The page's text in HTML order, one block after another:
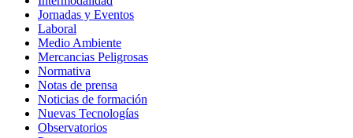
Jornadas y Eventos
Laboral
Medio Ambiente
Mercancias Peligrosas
Normativa
Notas de prensa
Noticias de formación
Nuevas Tecnologías
Observatorios